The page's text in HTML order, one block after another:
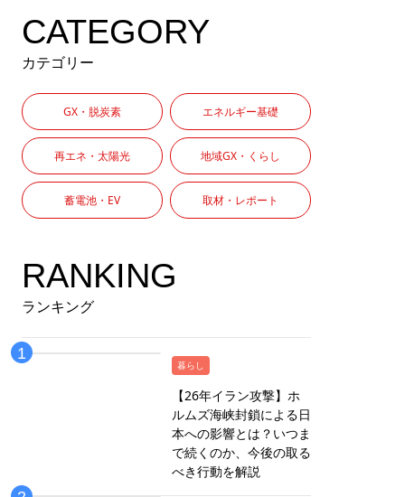
CATEGORY
カテゴリー
GX・脱炭素 エネルギー基礎
再エネ・太陽光 地域GX・くらし
蓄電池・EV 取材・レポート
RANKING
ランキング
暮らし
【26年イラン攻撃】ホ
ルムズ海峡封鎖による日
本への影響とは？いつま
で続くのか、今後の取る
べき行動を解説